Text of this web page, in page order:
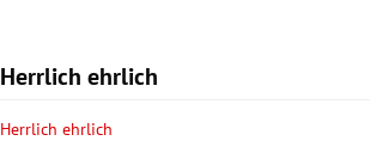
Herrlich ehrlich
Herrlich ehrlich